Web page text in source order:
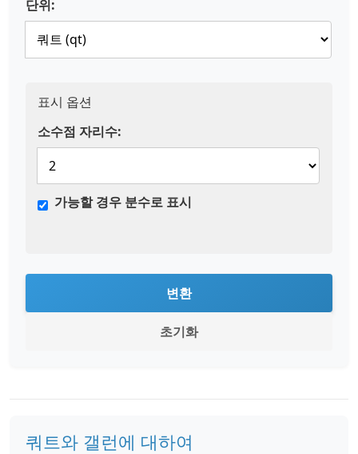
단위:
표시 옵션
소수점 자리수:
가능할 경우 분수로 표시
변환
초기화
쿼트와 갤런에 대하여